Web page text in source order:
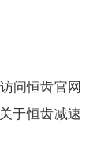
问恒齿官网
于恒齿减速